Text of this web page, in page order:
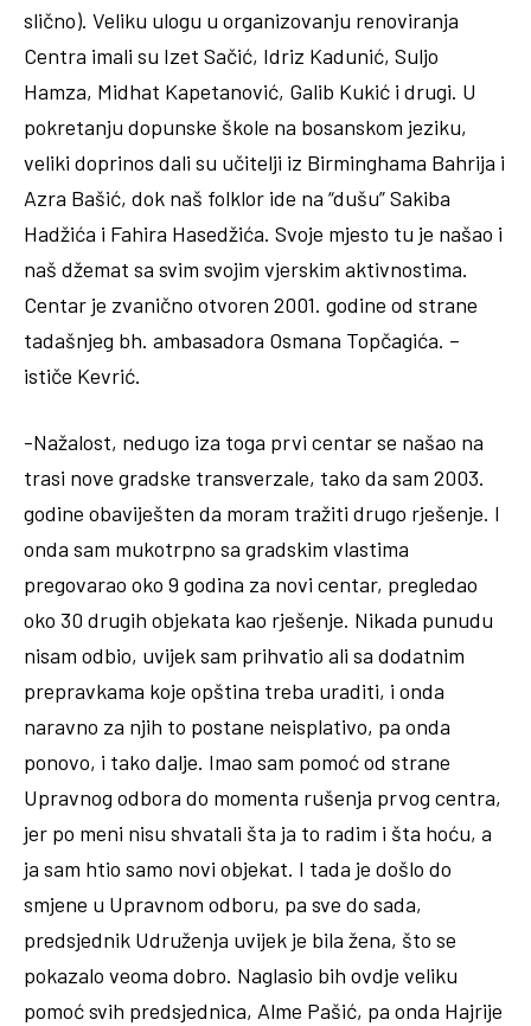
slično). Veliku ulogu u organizovanju renoviranja
Centra imali su Izet Sačić, Idriz Kadunić, Suljo
Hamza, Midhat Kapetanović, Galib Kukić i drugi. U
pokretanju dopunske škole na bosanskom jeziku,
veliki doprinos dali su učitelji iz Birminghama Bahrija i
Azra Bašić, dok naš folklor ide na “dušu” Sakiba
Hadžića i Fahira Hasedžića. Svoje mjesto tu je našao i
naš džemat sa svim svojim vjerskim aktivnostima.
Centar je zvanično otvoren 2001. godine od strane
tadašnjeg bh. ambasadora Osmana Topčagića. –
ističe Kevrić.
-Nažalost, nedugo iza toga prvi centar se našao na
trasi nove gradske transverzale, tako da sam 2003.
godine obaviješten da moram tražiti drugo rješenje. I
onda sam mukotrpno sa gradskim vlastima
pregovarao oko 9 godina za novi centar, pregledao
oko 30 drugih objekata kao rješenje. Nikada punudu
nisam odbio, uvijek sam prihvatio ali sa dodatnim
prepravkama koje opština treba uraditi, i onda
naravno za njih to postane neisplativo, pa onda
ponovo, i tako dalje. Imao sam pomoć od strane
Upravnog odbora do momenta rušenja prvog centra,
jer po meni nisu shvatali šta ja to radim i šta hoću, a
ja sam htio samo novi objekat. I tada je došlo do
smjene u Upravnom odboru, pa sve do sada,
predsjednik Udruženja uvijek je bila žena, što se
pokazalo veoma dobro. Naglasio bih ovdje veliku
pomoć svih predsjednica, Alme Pašić, pa onda Hajrije